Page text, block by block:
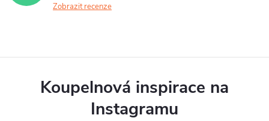
Zobrazit recenze
Koupelnová inspirace na
Instagramu